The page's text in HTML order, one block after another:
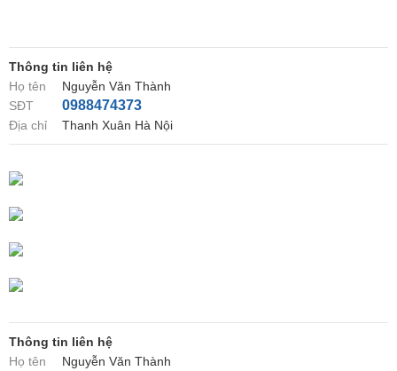
Thông tin liên hệ
Họ tên
Nguyễn Văn Thành
SĐT
0988474373
Địa chỉ Thanh Xuân Hà Nội
Thông tin liên hệ
Họ tên
Nguyễn Văn Thành